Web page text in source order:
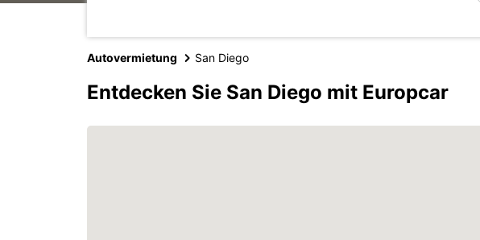
Autovermietung San Diego
Entdecken Sie San Diego mit Europcar